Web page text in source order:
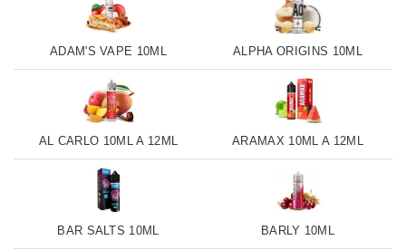
ADAM'S VAPE 10ML ALPHA ORIGINS 10ML
AL CARLO 10ML A 12ML ARAMAX 10ML A 12ML
BAR SALTS 10ML BARLY 10ML